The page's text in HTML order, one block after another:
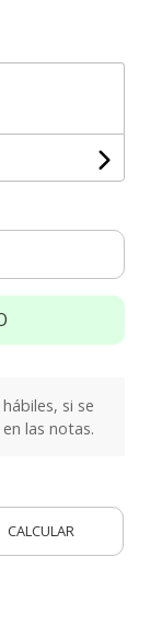
si se
las notas.
CALCULAR